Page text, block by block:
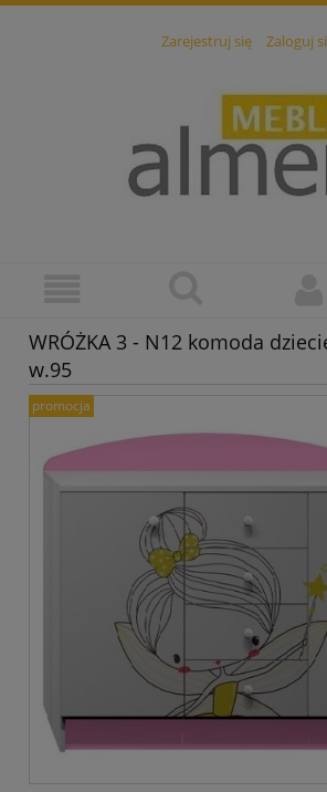
Zarejestruj się Zaloguj
WRÓŻKA 3 - N12 komoda
w.95
promocja